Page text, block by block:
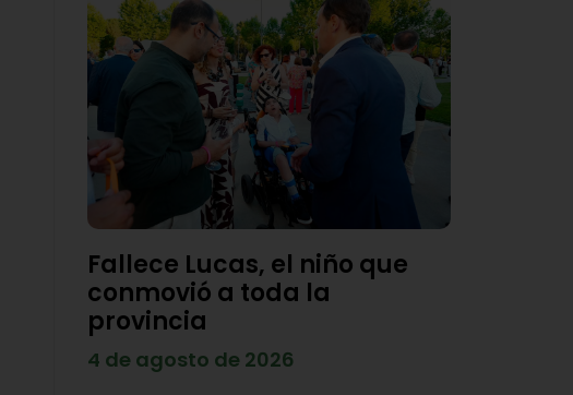
Fallece Lucas, el niño que
conmovió a toda la
provincia
4 de agosto de 2026